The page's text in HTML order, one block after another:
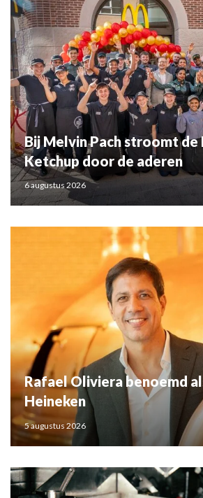
Bij Melvin Pach stroomt de
Ketchup door de aderen
6 augustus 2026
Rafael Oliviera benoemd
Heineken
5 augustus 2026